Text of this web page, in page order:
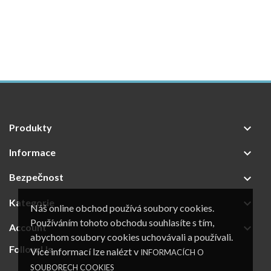
Náš online obchod používá soubory cookies.
Používáním tohoto obchodu souhlasíte s tím,
abychom soubory cookies uchovávali a používali.
Více informací lze nalézt v INFORMACÍCH O
SOUBORECH COOKIES
Produkty 
Informace 
Bezpečnost 
Kategorie 
Account 
Follow Us